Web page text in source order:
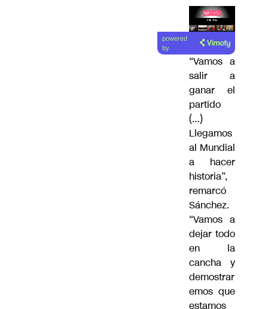
Lea el
artículo
powered
by
“Vamos a
salir a
ganar el
partido
(…)
Llegamos
al Mundial
a hacer
historia”,
remarcó
Sánchez.
“Vamos a
dejar todo
en la
cancha y
demostrar
emos que
estamos